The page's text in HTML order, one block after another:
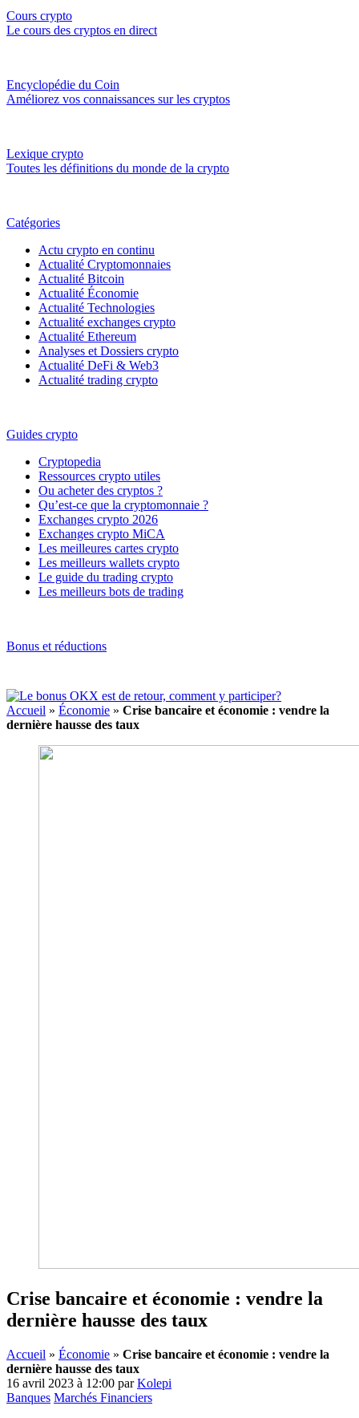
Cours crypto
Le cours des cryptos en direct
Encyclopédie du Coin
Améliorez vos connaissances sur les cryptos
Lexique crypto
Toutes les définitions du monde de la crypto
Catégories
Actu crypto en continu
Actualité Cryptomonnaies
Actualité Bitcoin
Actualité Économie
Actualité Technologies
Actualité exchanges crypto
Actualité Ethereum
Analyses et Dossiers crypto
Actualité DeFi & Web3
Actualité trading crypto
Guides crypto
Cryptopedia
Ressources crypto utiles
Ou acheter des cryptos ?
Qu’est-ce que la cryptomonnaie ?
Exchanges crypto 2026
Exchanges crypto MiCA
Les meilleures cartes crypto
Les meilleurs wallets crypto
Le guide du trading crypto
Les meilleurs bots de trading
Bonus et réductions
Accueil » Économie » Crise bancaire et économie : vendre la
dernière hausse des taux
Crise bancaire et économie : vendre la
dernière hausse des taux
Accueil » Économie » Crise bancaire et économie : vendre la
dernière hausse des taux
16 avril 2023 à 12:00 parKolepi
Banques Marchés Financiers